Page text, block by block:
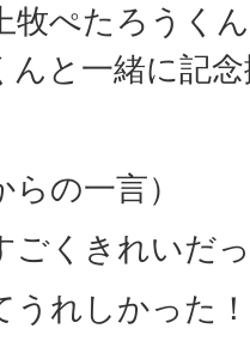
牧ぺたろうく
んと一緒に記
の一言）
ごくきれいだ
れしかった！